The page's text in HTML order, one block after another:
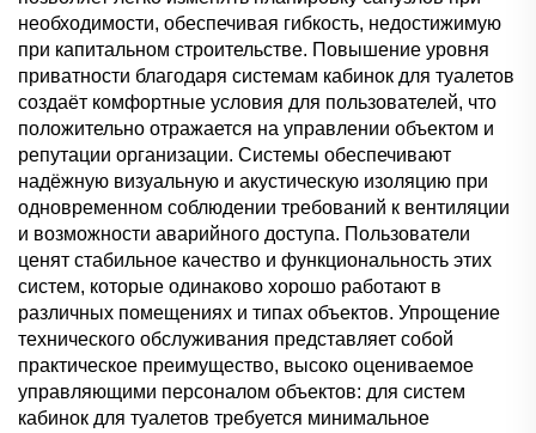
необходимости, обеспечивая гибкость, недостижимую
при капитальном строительстве. Повышение уровня
приватности благодаря системам кабинок для туалетов
создаёт комфортные условия для пользователей, что
положительно отражается на управлении объектом и
репутации организации. Системы обеспечивают
надёжную визуальную и акустическую изоляцию при
одновременном соблюдении требований к вентиляции
и возможности аварийного доступа. Пользователи
ценят стабильное качество и функциональность этих
систем, которые одинаково хорошо работают в
различных помещениях и типах объектов. Упрощение
технического обслуживания представляет собой
практическое преимущество, высоко оцениваемое
управляющими персоналом объектов: для систем
кабинок для туалетов требуется минимальное